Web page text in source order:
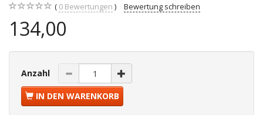
0 Bewertungen Bewertung schreiben
134,00
Anzahl
IN DEN WARENKORB